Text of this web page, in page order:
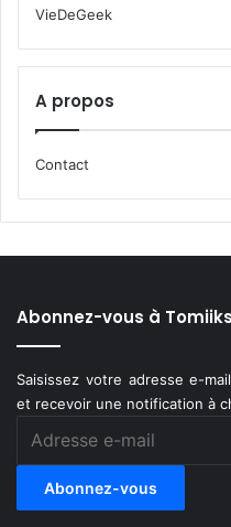
VieDeGeek
A propos
Contact
Abonnez-vous à
Saisissez votre adresse e-
et recevoir une notification à
Abonnez-vous